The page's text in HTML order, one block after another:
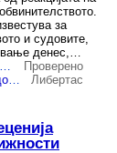
за
и судовите,
денес,
ДУИ: Скандалозен и неприфатлив притисок од Влен врз правдата
Проверено
„Обвинителството да одлучува според докази, а не партиски наредби“ – ДУИ со критики до ВЛЕН
Либертас